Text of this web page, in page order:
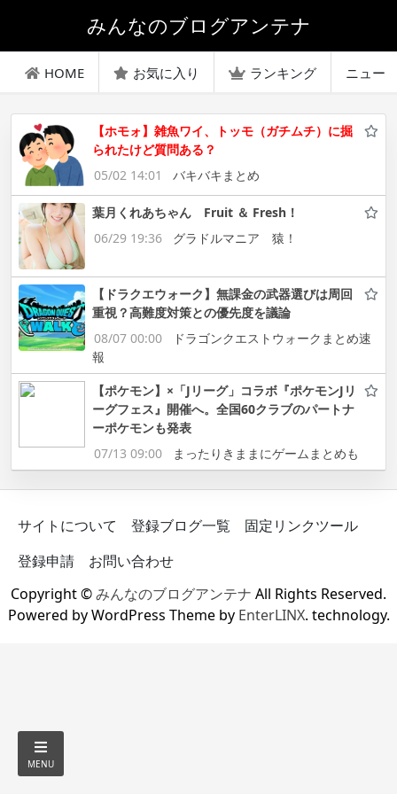
みんなのブログアンテナ
HOME お気に入り ランキング ニュー
【ホモォ】雑魚ワイ、トッモ（ガチムチ）に掘
られたけど質問ある？
05/02 14:01
バキバキまとめ
葉月くれあちゃん Fruit ＆ Fresh！
06/29 19:36
グラドルマニア 猿！
【ドラクエウォーク】無課金の武器選びは周回
重視？高難度対策との優先度を議論
08/07 00:00
ドラゴンクエストウォークまとめ速
報
【ポケモン】×「Jリーグ」コラボ『ポケモンJリ
ーグフェス』開催へ。全国60クラブのパートナ
ーポケモンも発表
07/13 09:00
まったりきままにゲームまとめも
サイトについて 登録ブログ一覧
固定リンクツール
登録申請
お問い合わせ
Copyright ©みんなのブログアンテナ All Rights Reserved.
Powered by WordPress Theme by EnterLINX. technology.
MENU